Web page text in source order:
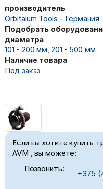
производитель
Orbitalum Tools - Германия
Подобрать
диаметра
101 - 200 мм, 201 - 500 мм
Наличие товара
Под заказ
Если вы хотите купить
AVM , вы можете:
Позвонить:
+375